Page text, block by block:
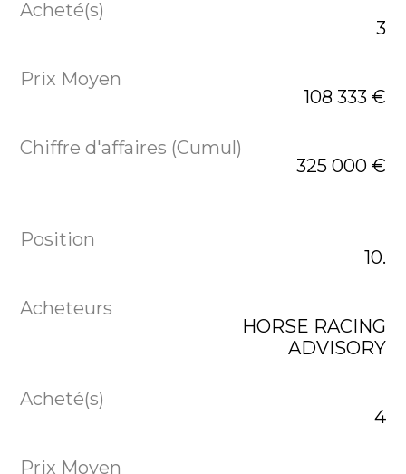
3
108 333 €
325 000 €
10.
HORSE RACING
ADVISORY
4